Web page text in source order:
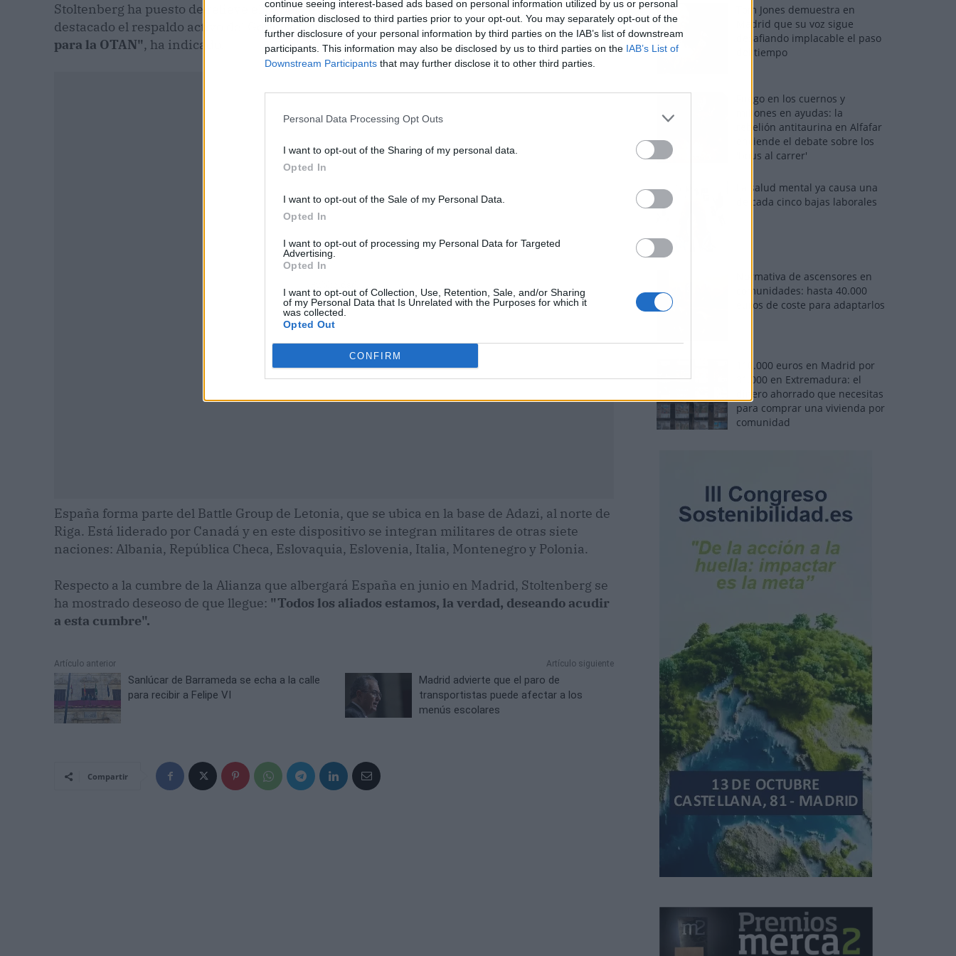
continue seeing interest-based ads based on personal information utilized by us or personal
information disclosed to third parties prior to your opt-out. You may separately opt-out of the
further disclosure of your personal information by third parties on the IAB’s list of downstream
participants. This information may also be disclosed by us to third parties on the IAB’s List of
Downstream Participants that may further disclose it to other third parties.
Personal Data Processing Opt Outs
I want to opt-out of the Sharing of my personal data.
Opted In
I want to opt-out of the Sale of my Personal Data.
Opted In
I want to opt-out of processing my Personal Data for Targeted
Advertising.
Opted In
I want to opt-out of Collection, Use, Retention, Sale, and/or Sharing
of my Personal Data that Is Unrelated with the Purposes for which it
was collected.
Opted Out
CONFIRM
Stoltenberg ha puesto de relieve el papel de España en la región del Mar Báltico y ha
destacado el respaldo activo del Gobierno de Pedro Sánchez."Son un apoyo muy fuerte
para la OTAN", ha indicado.
España forma parte del Battle Group de Letonia, que se ubica en la base de Adazi, al norte de
Riga. Está liderado por Canadá y en este dispositivo se integran militares de otras siete
naciones: Albania, República Checa, Eslovaquia, Eslovenia, Italia, Montenegro y Polonia.
Respecto a la cumbre de la Alianza que albergará España en junio en Madrid, Stoltenberg se
ha mostrado deseoso de que llegue: "Todos los aliados estamos, la verdad, deseando acudir
a esta cumbre".
Artículo anterior
Sanlúcar de Barrameda se echa a la calle
para recibir a Felipe VI
Artículo siguiente
Madrid advierte que el paro de
transportistas puede afectar a los
menús escolares
Compartir
Tom Jones demuestra en
Madrid que su voz sigue
desafiando implacable el paso
del tiempo
Fuego en los cuernos y
millones en ayudas: la
rebelión antitaurina en Alfafar
enciende el debate sobre los
'bous al carrer'
La salud mental ya causa una
de cada cinco bajas laborales
Normativa de ascensores en
comunidades: hasta 40.000
euros de coste para adaptarlos
110.000 euros en Madrid por
31.000 en Extremadura: el
dinero ahorrado que necesitas
para comprar una vivienda por
comunidad